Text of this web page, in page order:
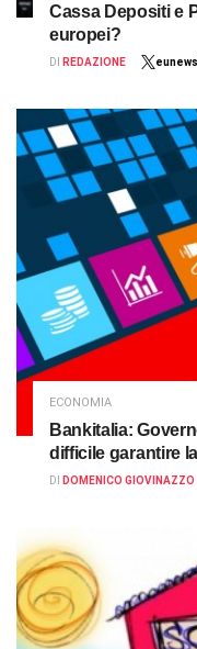
Cassa Depositi e
europei?
DI REDAZIONE
ECONOMIA
Bankitalia:
difficile garantire
DI DOMENICO GIOVINAZZO